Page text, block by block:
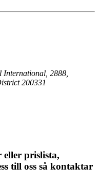
International, 2888,
200331
prislista,
till oss så kontaktar